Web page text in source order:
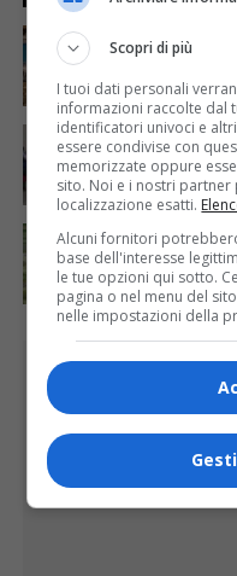
Concluso il
ATTUALITÀ 6
Festa Walser
ATTUALITÀ 7
Siccità,
stato di
Scopri di più
I tuoi dati personali
informazioni raccolte dal
identificatori univoci e
essere condivise con
memorizzate oppure
sito. Noi e i nostri
localizzazione esatti.
Alcuni fornitori
base dell'interesse
le tue opzioni qui sotto.
pagina o nel menu del
nelle impostazioni della